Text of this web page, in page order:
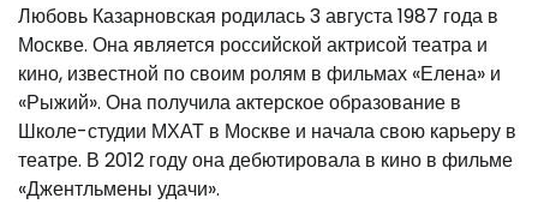
Любовь Казарновская родилась 3 августа 1987 года в
Москве. Она является российской актрисой театра и
кино, известной по своим ролям в фильмах «Елена» и
«Рыжий». Она получила актерское образование в
Школе-студии МХАТ в Москве и начала свою карьеру в
театре. В 2012 году она дебютировала в кино в фильме
«Джентльмены удачи».